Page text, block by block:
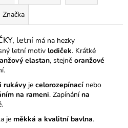
Značka
letní má na hezky
letní motiv lodiček. Krátké
elastan, stejně oranžové
rukávy je celorozepínací nebo
na rameni. Zapínánína
je měkká a kvalitní bavlna.